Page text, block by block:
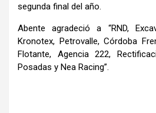
segunda final del año.
Abente agradeció a “RND,
Kronotex, Petrovalle, Córdoba
Flotante, Agencia 222,
Posadas y Nea Racing”.